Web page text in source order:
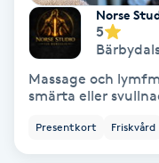
Yoga Nidra
Yogamassage
Zonterapi
Norse
5
Massage och
smärta eller
Presentkort Friskvård